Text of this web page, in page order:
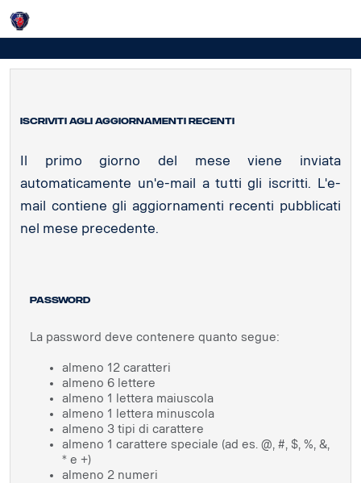
Iscriviti agli aggiornamenti recenti
Il primo giorno del mese viene inviata
automaticamente un'e-mail a tutti gli iscritti. L'e-
mail contiene gli aggiornamenti recenti pubblicati
nel mese precedente.
Password
La password deve contenere quanto segue:
almeno 12 caratteri​
almeno 6 lettere​
almeno 1 lettera maiuscola​
almeno 1 lettera minuscola
almeno 3 tipi di carattere​
almeno 1 carattere speciale (ad es. @, #, $, %, &,
* e +)
almeno 2 numeri​